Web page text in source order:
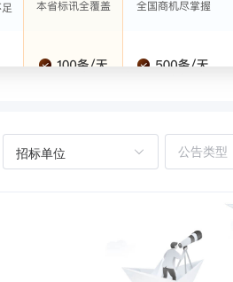
招标单位